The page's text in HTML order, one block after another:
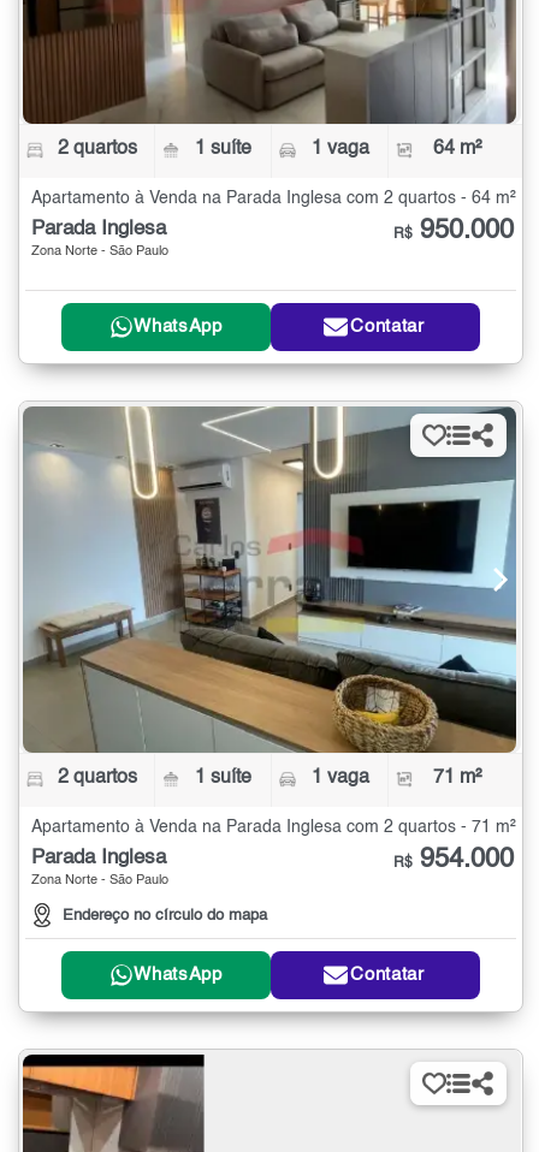
2 quartos 1 suíte 1 vaga 64 m²
Apartamento à Venda na Parada Inglesa com 2 quartos - 64 m²
Parada Inglesa
Zona Norte - São Paulo
R$ 950.000
WhatsApp Contatar
2 quartos 1 suíte 1 vaga 71 m²
Apartamento à Venda na Parada Inglesa com 2 quartos - 71 m²
Parada Inglesa
Zona Norte - São Paulo
Endereço no círculo do mapa
R$ 954.000
WhatsApp Contatar